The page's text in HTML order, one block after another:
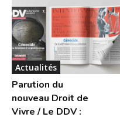
Actualités
Parution du
nouveau Droit de
Vivre / Le DDV :